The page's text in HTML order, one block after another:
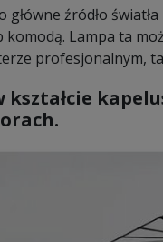
główne źródło
Lampa ta
profesjonalnym,
kształcie